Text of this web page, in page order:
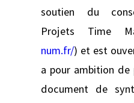
soutien du
Projets Time
num.fr/) et est
a pour ambition de
document de